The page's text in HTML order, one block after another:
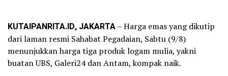
KUTAIPANRITA.ID, JAKARTA– Harga emas yang dikutip
dari laman resmi Sahabat Pegadaian, Sabtu (9/8)
menunjukkan harga tiga produk logam mulia, yakni
buatan UBS, Galeri24 dan Antam, kompak naik.